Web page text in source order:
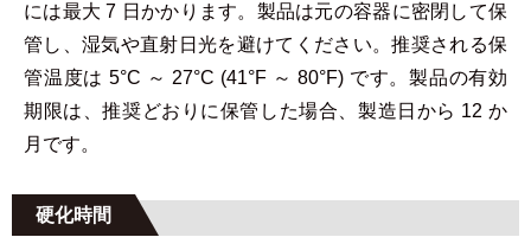
には最大 7 日かかります。製品は元の容器に密閉して保
管し、湿気や直射日光を避けてください。推奨される保
管温度は 5°C ～ 27°C (41°F ～ 80°F) です。製品の有効
期限は、推奨どおりに保管した場合、製造日から 12 か
月です。
硬化時間